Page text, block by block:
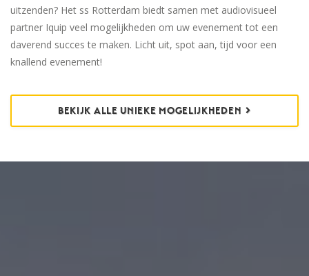
uitzenden? Het ss Rotterdam biedt samen met audiovisueel
partner Iquip veel mogelijkheden om uw evenement tot een
daverend succes te maken. Licht uit, spot aan, tijd voor een
knallend evenement!
BEKIJK ALLE UNIEKE MOGELIJKHEDEN